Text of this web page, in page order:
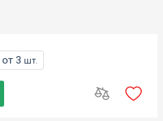
от 3 шт.